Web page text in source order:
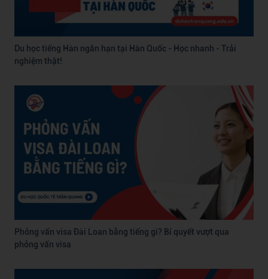
Du học tiếng Hàn ngắn hạn tại Hàn Quốc - Học nhanh - Trải
nghiệm thật!
Phỏng vấn visa Đài Loan bằng tiếng gì? Bí quyết vượt qua
phỏng vấn visa